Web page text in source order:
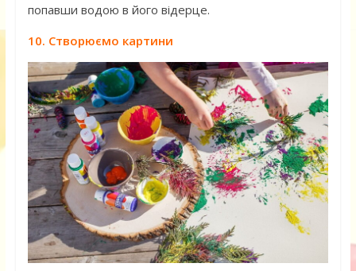
попавши водою в його відерце.
10. Створюємо картини